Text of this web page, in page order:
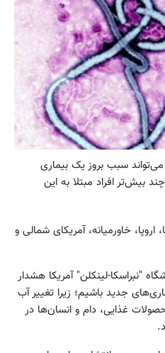
سبب بروز یک بیماری
بیش‌تر افراد مبتلا به اين
خاورمیانه، آمریکای شمالی و
"نبراسکا-لینکلن" آمریکا هشدار
جدید باشیم؛ زیرا تغییر آب
غذایی، دام و انسان‌ها در